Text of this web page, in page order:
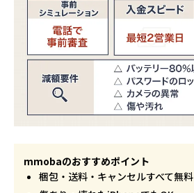
mmobaのおすすめポイント
梱包・送料・キャンセルすべて無料